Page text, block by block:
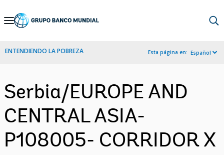
Skip
Navigation
ENTENDIENDO LA POBREZA Esta página en: Español
Serbia/EUROPE AND
CENTRAL ASIA-
P108005- CORRIDOR X